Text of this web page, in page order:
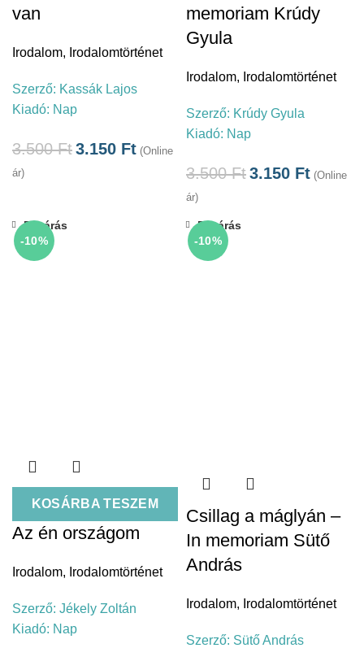
van
Irodalom, Irodalomtörténet
Szerző: Kassák Lajos
Kiadó: Nap
3.500Ft3.150 Ft (Online
ár)
memoriam Krúdy
Gyula
Irodalom, Irodalomtörténet
Szerző: Krúdy Gyula
Kiadó: Nap
3.500Ft3.150 Ft (Online
ár)
-10%
KOSÁRBA TESZEM
Bezárás
Az én országom
Irodalom, Irodalomtörténet
Szerző: Jékely Zoltán
Kiadó: Nap
-10%
Bezárás
Csillag a máglyán –
In memoriam Sütő
András
Irodalom, Irodalomtörténet
Szerző: Sütő András